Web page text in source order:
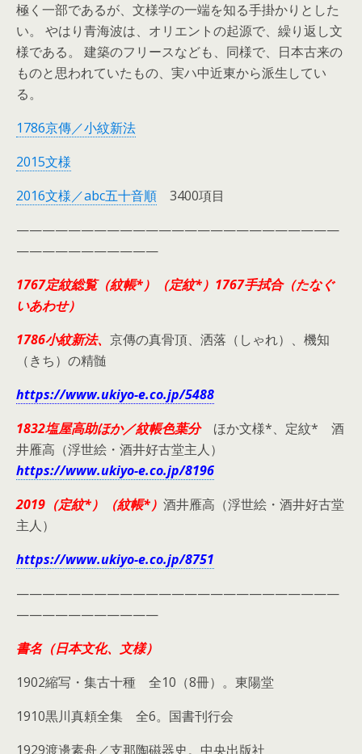
極く一部であるが、文様学の一端を知る手掛かりとした
い。 やはり青海波は、オリエントの起源で、繰り返し文
様である。 建築のフリースなども、同様で、日本古来の
ものと思われていたもの、実ハ中近東から派生してい
る。
1786京傳／小紋新法
2015文様
2016文様／abc五十音順 3400項目
—————————————————————————
———————————
1767定紋総覧（紋帳*）（定紋*）1767手拭合（たなぐ
いあわせ）
1786小紋新法、 京傳の真骨頂、洒落（しゃれ）、機知
（きち）の精髄
https://www.ukiyo-e.co.jp/5488
1832塩屋高助ほか／紋帳色葉分ほか文様*、定紋* 酒
井雁高（浮世絵・酒井好古堂主人）
https://www.ukiyo-e.co.jp/8196
2019（定紋*）（紋帳*） 酒井雁高（浮世絵・酒井好古堂
主人）
https://www.ukiyo-e.co.jp/8751
—————————————————————————
———————————
書名（日本文化、文様）
1902縮写・集古十種 全10（8冊）。東陽堂
1910黒川真頼全集 全6。国書刊行会
1929渡邊素舟／支那陶磁器史。中央出版社